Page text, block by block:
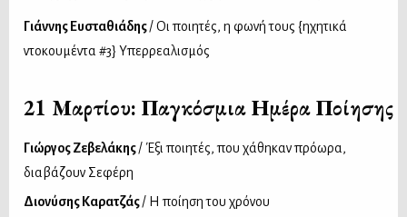
Γιάννης Ευσταθιάδης/ Οι ποιητές, η φωνή τους {ηχητικά
ντοκουμέντα #3} Υπερρεαλισμός
21 Μαρτίου: Παγκόσμια Ημέρα Ποίησης
Γιώργος Ζεβελάκης/ Έξι ποιητές, που χάθηκαν πρόωρα,
διαβάζουν Σεφέρη
Διονύσης Καρατζάς/ Η ποίηση του χρόνου